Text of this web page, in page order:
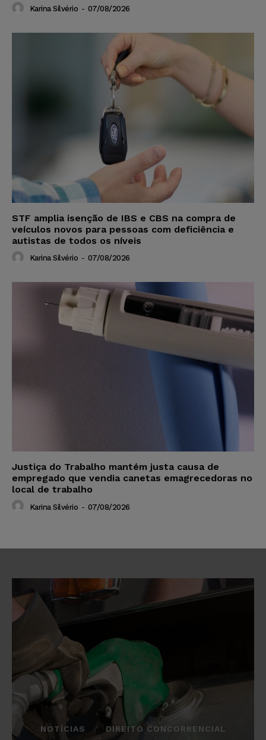
Karina Silvério - 07/08/2026
STF amplia isenção de IBS e CBS na compra de
veículos novos para pessoas com deficiência e
autistas de todos os níveis
Karina Silvério - 07/08/2026
Justiça do Trabalho mantém justa causa de
empregado que vendia canetas emagrecedoras no
local de trabalho
Karina Silvério - 07/08/2026